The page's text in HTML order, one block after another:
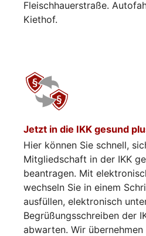
Fleischhauerstraße.
Kiethof.
Jetzt in die IKK gesund
Hier können Sie schnell,
Mitgliedschaft in der IKK
beantragen. Mit
wechseln Sie in einem
ausfüllen, elektronisch
Begrüßungsschreiben der
abwarten. Wir